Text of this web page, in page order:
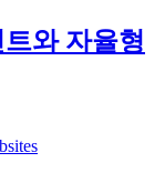
와 자율형